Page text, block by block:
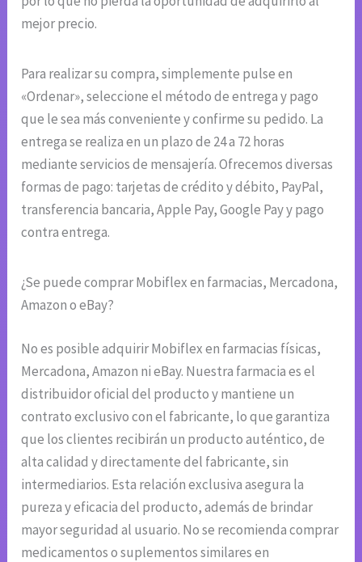
mejor precio.
Para realizar su compra, simplemente pulse en
«Ordenar», seleccione el método de entrega y pago
que le sea más conveniente y confirme su pedido. La
entrega se realiza en un plazo de 24 a 72 horas
mediante servicios de mensajería. Ofrecemos diversas
formas de pago: tarjetas de crédito y débito, PayPal,
transferencia bancaria, Apple Pay, Google Pay y pago
contra entrega.
¿Se puede comprar Mobiflex en farmacias, Mercadona,
Amazon o eBay?
No es posible adquirir Mobiflex en farmacias físicas,
Mercadona, Amazon ni eBay. Nuestra farmacia es el
distribuidor oficial del producto y mantiene un
contrato exclusivo con el fabricante, lo que garantiza
que los clientes recibirán un producto auténtico, de
alta calidad y directamente del fabricante, sin
intermediarios. Esta relación exclusiva asegura la
pureza y eficacia del producto, además de brindar
mayor seguridad al usuario. No se recomienda comprar
medicamentos o suplementos similares en